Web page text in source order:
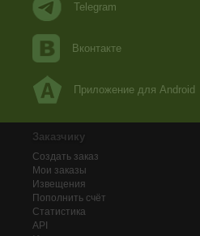
Telegram
Вконтакте
Приложение для Android
Заказчику
Создать заказ
Мои заказы
Извещения
Пополнить счёт
Статистика
API